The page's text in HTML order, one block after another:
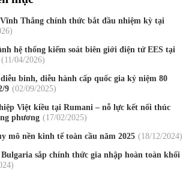
Thắng chính thức bắt đầu nhiệm kỳ tại
hệ thống kiểm soát biên giới điện tử EES tại
11 /04/2026
binh, diễu hành cấp quốc gia kỷ niệm 80
9
02/09/2025
Việt kiều tại Rumani – nỗ lực kết nối thúc
phương
17/02/2025
mô nền kinh tế toàn cầu năm 2025 18/12/2024
sắp chính thức gia nhập hoàn toàn khối